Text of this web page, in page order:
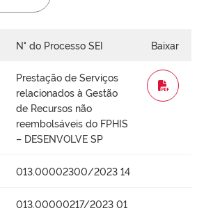
N° do Processo SEI Baixar
Prestação de Serviços
relacionados à Gestão
de Recursos não
reembolsáveis do FPHIS
– DESENVOLVE SP
WORD
013.00002300/2023 14
013.00000217/2023 01